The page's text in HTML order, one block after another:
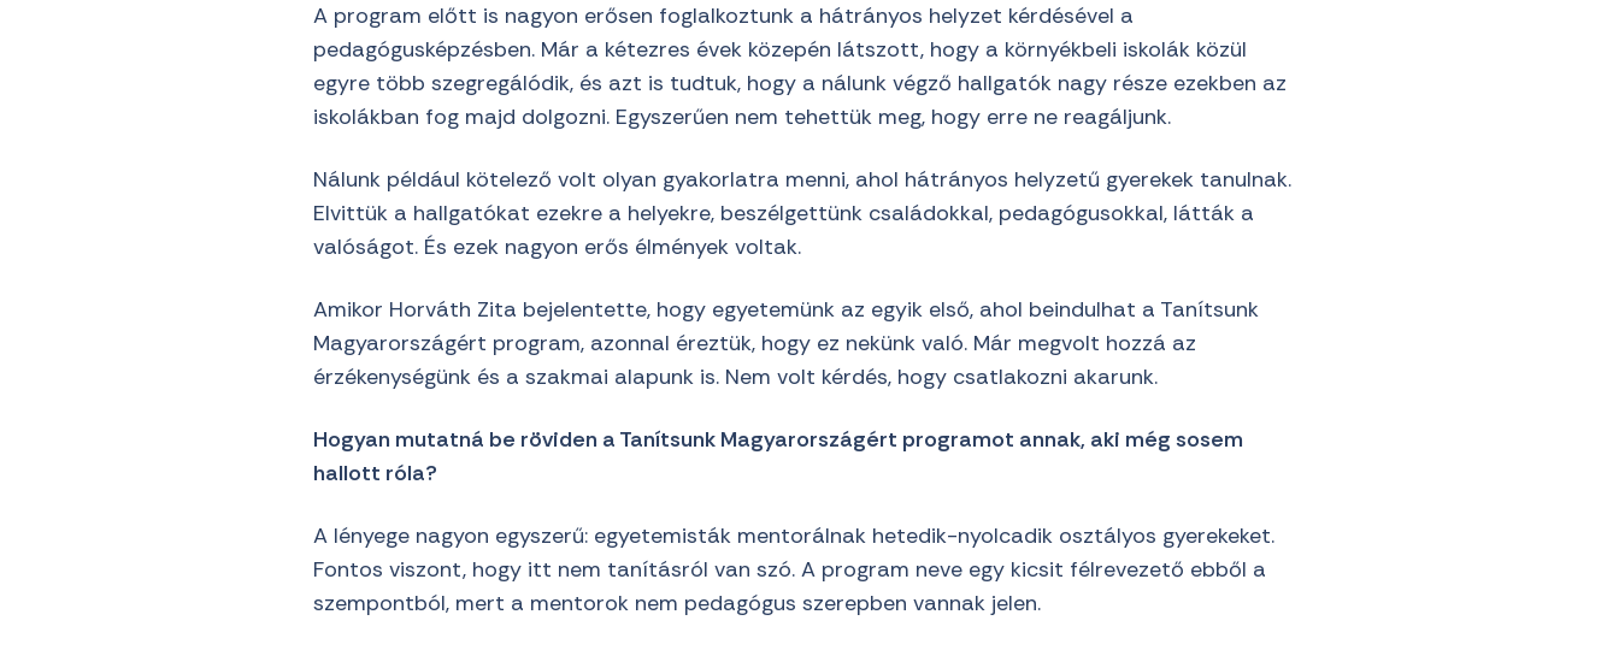
A program előtt is nagyon erősen foglalkoztunk a hátrányos helyzet kérdésével a
pedagógusképzésben. Már a kétezres évek közepén látszott, hogy a környékbeli iskolák közül
egyre több szegregálódik, és azt is tudtuk, hogy a nálunk végző hallgatók nagy része ezekben az
iskolákban fog majd dolgozni. Egyszerűen nem tehettük meg, hogy erre ne reagáljunk.
Nálunk például kötelező volt olyan gyakorlatra menni, ahol hátrányos helyzetű gyerekek tanulnak.
Elvittük a hallgatókat ezekre a helyekre, beszélgettünk családokkal, pedagógusokkal, látták a
valóságot. És ezek nagyon erős élmények voltak.
Amikor Horváth Zita bejelentette, hogy egyetemünk az egyik első, ahol beindulhat a Tanítsunk
Magyarországért program, azonnal éreztük, hogy ez nekünk való. Már megvolt hozzá az
érzékenységünk és a szakmai alapunk is. Nem volt kérdés, hogy csatlakozni akarunk.
Hogyan mutatná be röviden a Tanítsunk Magyarországért programot annak, aki még sosem
hallott róla?
A lényege nagyon egyszerű: egyetemisták mentorálnak hetedik-nyolcadik osztályos gyerekeket.
Fontos viszont, hogy itt nem tanításról van szó. A program neve egy kicsit félrevezető ebből a
szempontból, mert a mentorok nem pedagógus szerepben vannak jelen.